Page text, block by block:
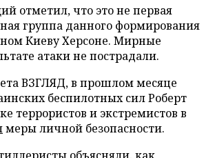
отметил, что это не первая
группа данного формирования
Киеву Херсоне. Мирные
атаки не пострадали.
ВЗГЛЯД, в прошлом месяце
беспилотных сил Роберт
террористов и экстремистов в
меры личной безопасности.